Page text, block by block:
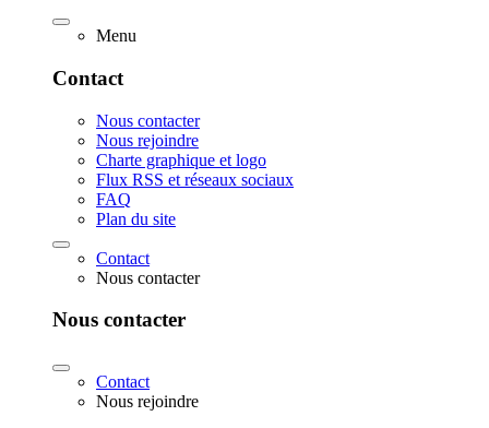
Menu
Contact
Nous contacter
Nous rejoindre
Charte graphique et logo
Flux RSS et réseaux sociaux
FAQ
Plan du site
Contact
Nous contacter
Nous contacter
Contact
Nous rejoindre